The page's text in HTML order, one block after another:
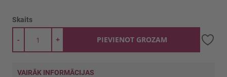
Skaits
+
- PIEVIENOT GROZAM
VAIRĀK INFORMĀCIJAS